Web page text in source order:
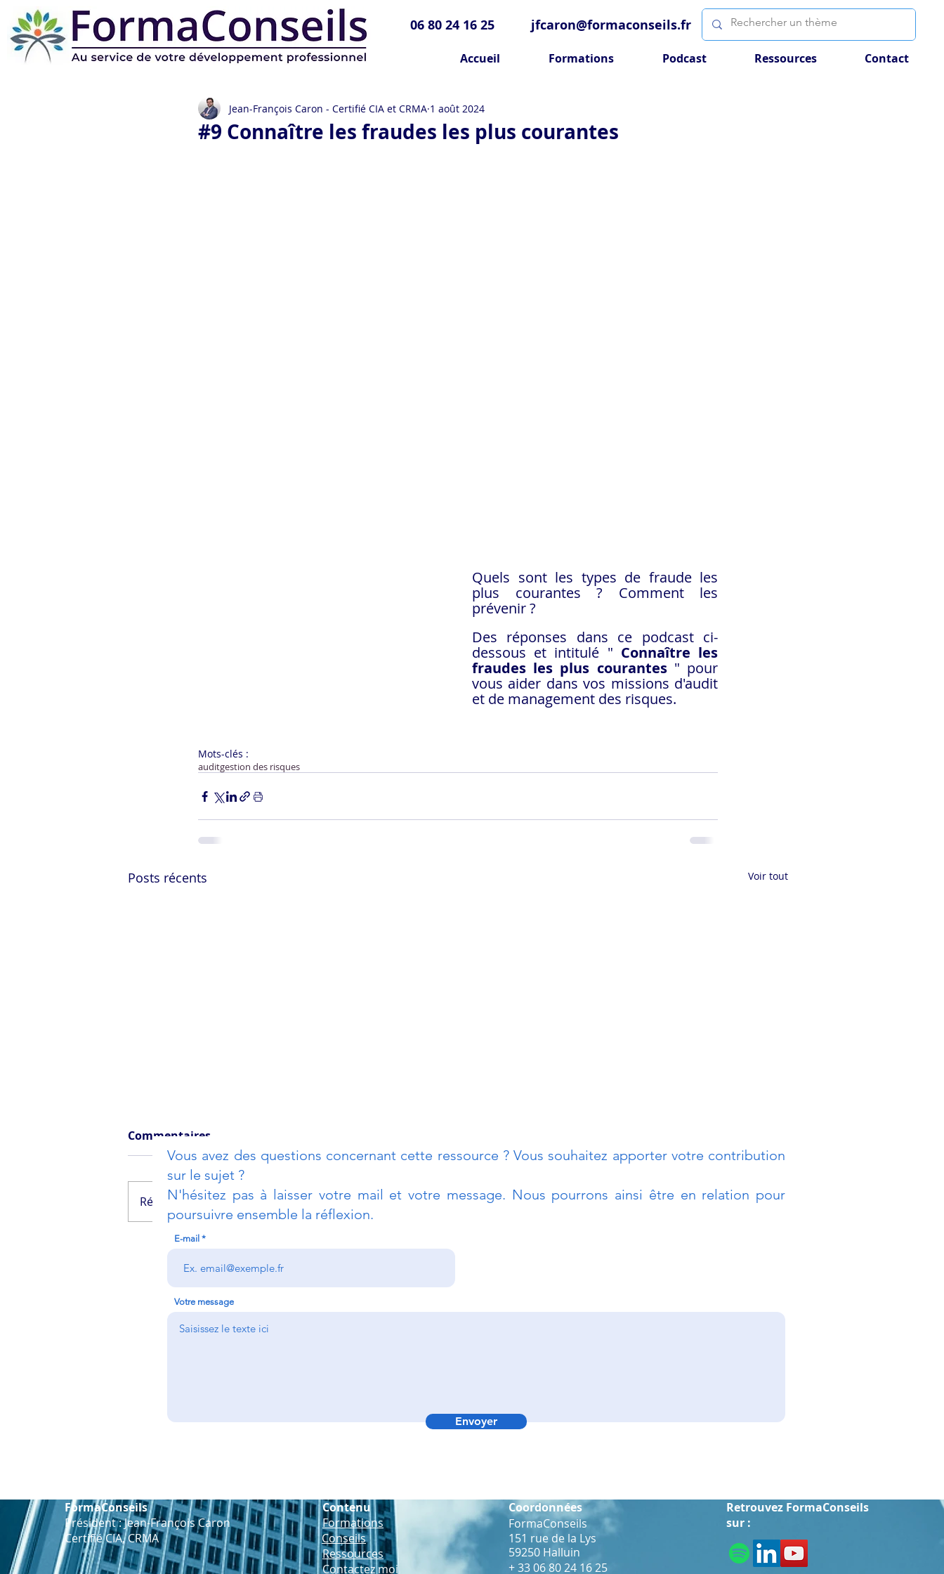
06 80 24 16 25 jfcaron@formaconseils.fr
Accueil Formations Podcast Ressources Contact
#9 Connaître les fraudes les plus courantes
Jean-François Caron - Certifié CIA et CRMA 1 août 2024
Quels sont les types de fraude les
plus courantes ? Comment les
prévenir ?
Des réponses dans ce podcast ci-
dessous et intitulé " Connaître les
fraudes les plus courantes " pour
vous aider dans vos missions d'audit
et de management des risques.
Mots-clés :
auditgestion des risques
Posts récents Voir tout
#52 Exploiter les
irrégularités des autres
pour auditer
#51 Planifier efficacement
Commentaires
Rédigez un commentaire...
Vous avez des questions concernant cette ressource ? Vous souhaitez apporter votre contribution
sur le sujet ?
N'hésitez pas à laisser votre mail et votre message. Nous pourrons ainsi être en relation pour
poursuivre ensemble la réflexion.
E-mail
Votre message
Envoyer
FormaConseils
Président : Jean-François Caron
Certifié CIA, CRMA
Contenu Coordonnées
Retrouvez FormaConseils
sur :
Ressources
FormaConseils
Formations
151 rue de la Lys
Contactez moi
59250 Halluin
+ 33 06 80 24 16 25
Conseils